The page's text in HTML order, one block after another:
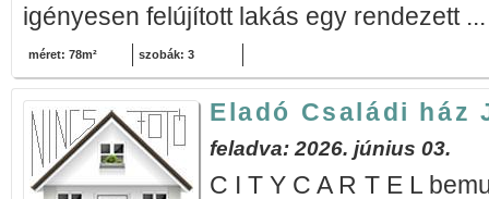
igényesen felújított lakás egy rendezett
méret: 78m² szobák: 3
Eladó Családi ház
feladva: 2026. június 03.
C I T Y C A R T E L